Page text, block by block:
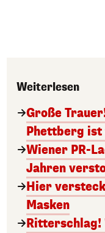
Weiterlesen
Große
Phettberg
Wiener PR-
Jahren
Hier
Masken
Ritterschlag!